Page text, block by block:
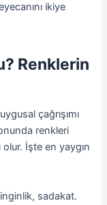
ikiye
Renklerin
çağrışımı
renkleri
olur. İşte en yaygın
sadakat.